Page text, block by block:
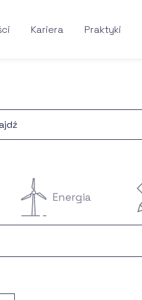
Kariera Praktyki
Energia